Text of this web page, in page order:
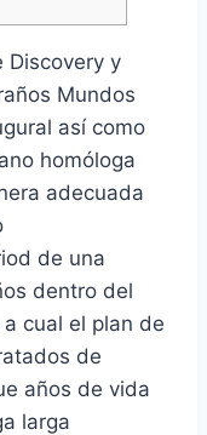
Discovery y
Mundos
así­ como
homóloga
adecuada
de una
dentro del
cual el plan de
de
años de vida
larga